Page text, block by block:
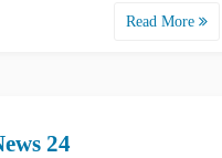
Read More
24